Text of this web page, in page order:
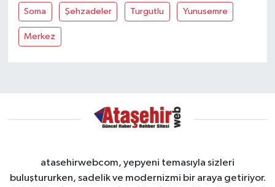
Soma Şehzadeler Turgutlu Yunusemre
Merkez
atasehirwebcom, yepyeni temasıyla sizleri
buluştururken, sadelik ve modernizmi bir araya getiriyor.